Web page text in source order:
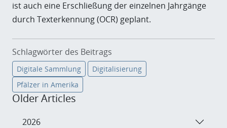
ist auch eine Erschließung der einzelnen Jahrgänge
durch Texterkennung (OCR) geplant.
Schlagwörter des Beitrags
Digitale Sammlung
Digitalisierung
Pfälzer in Amerika
Older Articles
2026